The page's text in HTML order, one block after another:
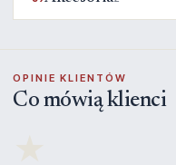
OPINIE KLIENTÓW
Co mówią klienci